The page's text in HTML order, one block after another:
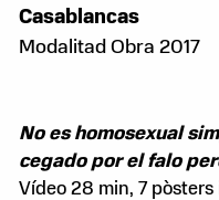
Casablancas
Modalitad Obra 2017
No es homosexual
cegado por el falo
Vídeo 28 min, 7 pòsters